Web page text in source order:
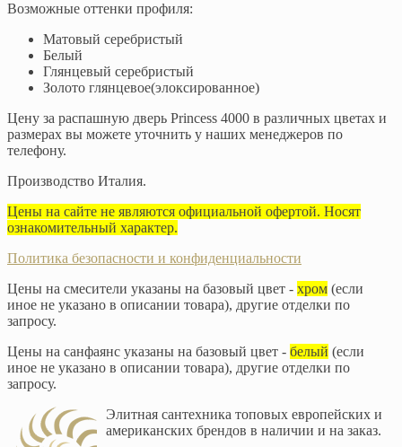
Возможные оттенки профиля:
Матовый серебристый
Белый
Глянцевый серебристый
Золото глянцевое(элоксированное)
Цену за распашную дверь Princess 4000 в различных цветах и
размерах вы можете уточнить у наших менеджеров по
телефону.
Производство Италия.
Цены на сайте не являются официальной офертой. Носят
ознакомительный характер.
Политика безопасности и конфиденциальности
Цены на смесители указаны на базовый цвет - хром (если
иное не указано в описании товара), другие отделки по
запросу.
Цены на санфаянс указаны на базовый цвет - белый (если
иное не указано в описании товара), другие отделки по
запросу.
Элитная сантехника топовых европейских и
американских брендов в наличии и на заказ.